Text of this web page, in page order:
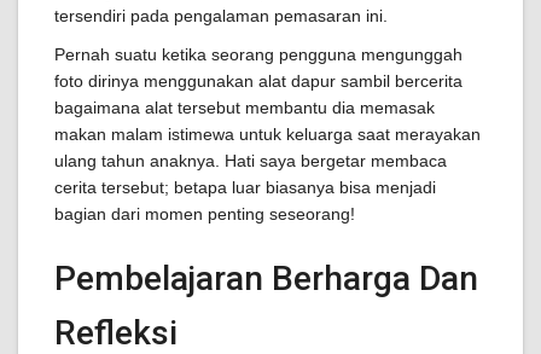
tersendiri pada pengalaman pemasaran ini.
Pernah suatu ketika seorang pengguna mengunggah
foto dirinya menggunakan alat dapur sambil bercerita
bagaimana alat tersebut membantu dia memasak
makan malam istimewa untuk keluarga saat merayakan
ulang tahun anaknya. Hati saya bergetar membaca
cerita tersebut; betapa luar biasanya bisa menjadi
bagian dari momen penting seseorang!
Pembelajaran Berharga Dan
Refleksi